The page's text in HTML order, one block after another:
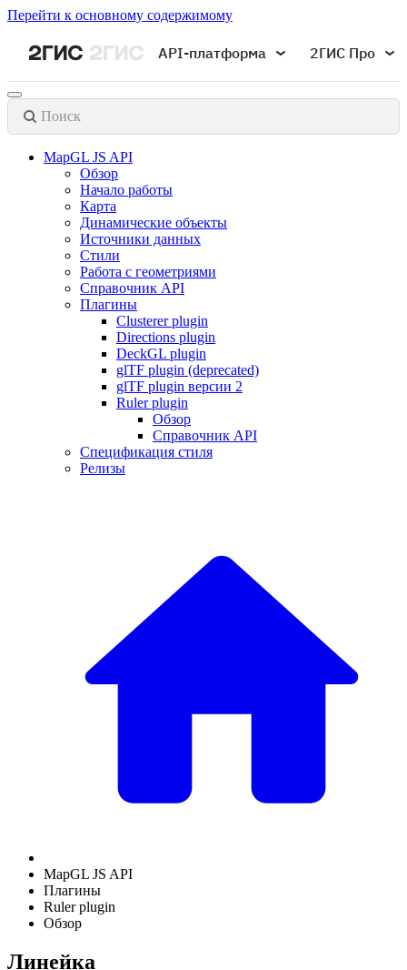
Перейти к основному содержимому
API-платформа 2ГИС Про
Поиск
MapGL JS API
Обзор
Начало работы
Карта
Динамические объекты
Источники данных
Стили
Работа с геометриями
Справочник API
Плагины
Clusterer plugin
Directions plugin
DeckGL plugin
glTF plugin (deprecated)
glTF plugin версии 2
Ruler plugin
Обзор
Справочник API
Спецификация стиля
Релизы
MapGL JS API
Плагины
Ruler plugin
Обзор
Линейка